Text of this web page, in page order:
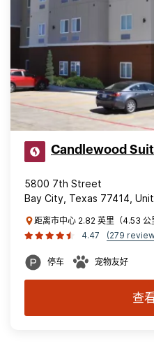
Candlewood
5800 7th Street
Bay City, Texas 77414,
距离市中心 2.82 英里（4.53
4.47
(279
停车 宠物友好
查